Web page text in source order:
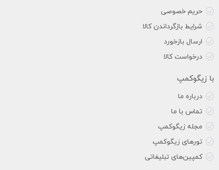
حریم خصوصی
شرایط بازگرداندن کالا
ارسال بازخورد
درخواست کالا
با زیگوکمپ
درباره ما
تماس با ما
مجله زیگوکمپ
تورهای زیگوکمپ
کمپین‌های تبلیغاتی